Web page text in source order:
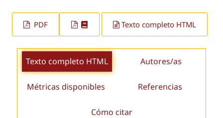
PDF Texto completo HTML
Texto completo HTML Autores/as
Métricas disponibles Referencias
Cómo citar